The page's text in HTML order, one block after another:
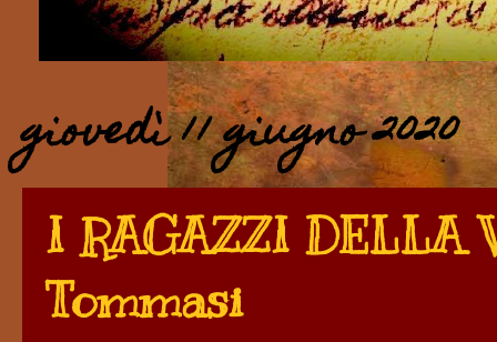
giovedì 11 giugno 2020
I RAGAZZI DELLA
Tommasi